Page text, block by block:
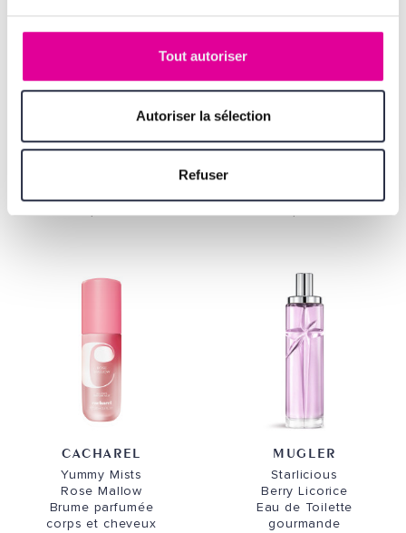
Tout autoriser
Autoriser la sélection
Refuser
Nomade
58,00 €
Le Male In Blue
67,00 €
CACHAREL
Yummy Mists
Rose Mallow
Brume parfumée
corps et cheveux
MUGLER
Starlicious
Berry Licorice
Eau de Toilette
gourmande